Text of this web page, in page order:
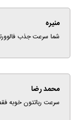
منیره
شما سرعت جذب
محمد رضا
سرعت رباتتون خوبه